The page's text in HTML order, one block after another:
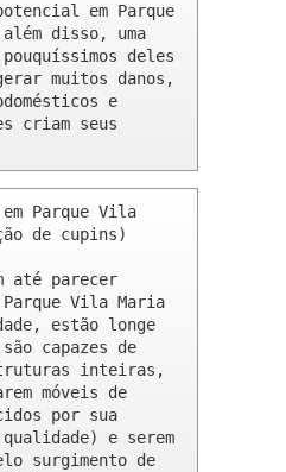
em Parque
disso, uma
deles
muitos danos,
e
criam seus
Parque Vila
de cupins)
até parecer
Vila Maria
estão longe
capazes de
inteiras,
móveis de
por sua
e serem
surgimento de